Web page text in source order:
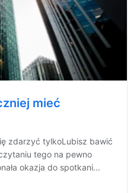
mieć
zdarzyć tylkoLubisz bawić
tego na pewno
okazja do spotkani...